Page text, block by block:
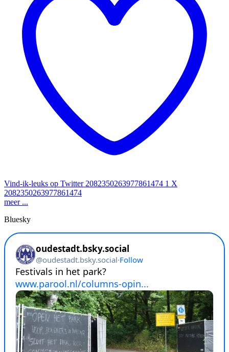
Vind-ik-leuks op Twitter 2082350263977861474 1 X
2082350263977861474
meer ...
Bluesky